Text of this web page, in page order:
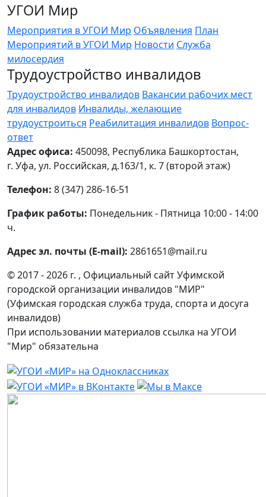
УГОИ Мир
Мероприятия в УГОИ Мир Объявления План
Мероприятий в УГОИ Мир Новости Служба
милосердия
Трудоустройство инвалидов
Трудоустройство инвалидов Вакансии рабочих мест
для инвалидов Инвалиды, желающие
трудоустроиться Реабилитация инвалидов Вопрос-
ответ
Адрес офиса: 450098, Республика Башкортостан,
г. Уфа, ул. Российская, д.163/1, к. 7 (второй этаж)
Телефон: 8 (347) 286-16-51
График работы: Понедельник - Пятница 10:00 - 14:00
ч.
Адрес эл. почты (E-mail): 2861651@mail.ru
© 2017 - 2026 г. , Официальный сайт Уфимской
городской организации инвалидов "МИР"
(Уфимская городская служба труда, спорта и досуга
инвалидов)
При использовании материалов ссылка на УГОИ
"Мир" обязательна